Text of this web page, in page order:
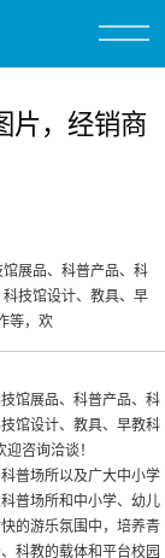
片，经销商
展品、科普产品、科
技馆设计、教具、早
等，欢
馆展品、科普产品、科
馆设计、教具、早教科
咨询洽谈！
普场所以及广大中小学
普场所和中小学、幼儿
的游乐氛围中，培养青
科教的载体和平台校园